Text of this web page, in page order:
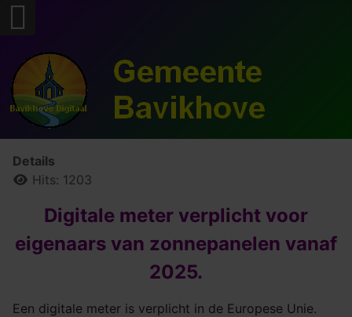
Details
Hits: 1203
Digitale meter verplicht voor
eigenaars van zonnepanelen vanaf
2025.
Een digitale meter is verplicht in de Europese Unie.